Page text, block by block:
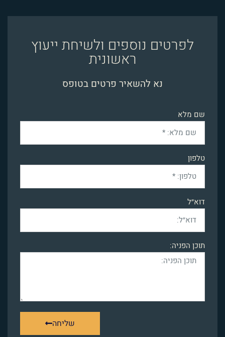
לפרטים נוספים ולשיחת ייעוץ
ראשונית
נא להשאיר פרטים בטופס
שם מלא
טלפון
דוא״ל
תוכן הפניה:
שליחה